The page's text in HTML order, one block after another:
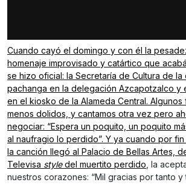
Cuando cayó el domingo y con él la
homenaje improvisado y catártico que
se hizo oficial: la Secretaría de Cultura de la
pachanga en la delegación Azcapotzalco y
en el kiosko de la Alameda Central.
menos dolidos, y cantamos otra vez pero
negociar: “Espera un poquito, un poquito
al naufragio lo perdido”. Y ya cuando por
la canción llegó al Palacio de Bellas Artes,
Televisa styledel muertito perdido , la
nuestros corazones: “Mil gracias por tanto y